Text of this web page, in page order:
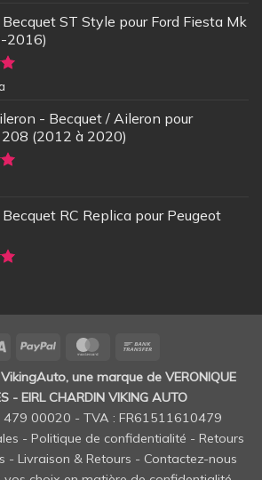
ST Style pour Ford Fiesta Mk
2016)
- Becquet / Aileron pour
208 (2012 à 2020)
RC Replica pour Peugeot
Visa PayPal MasterCard
VikingAuto, une marque de VERONIQUE
- EIRL CHARDIN VIKING AUTO
479 00020 - TVA : FR61511610479
- Politique de confidentialité - Retours
- Livraison & Retours - Contactez-nous